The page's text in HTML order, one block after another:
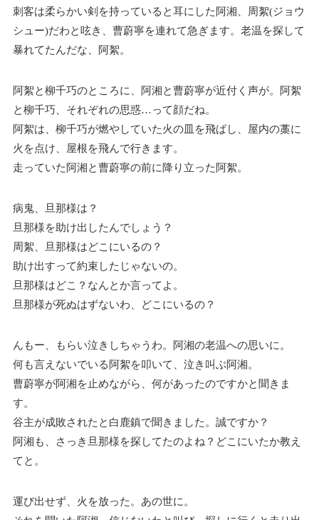
刺客は柔らかい剣を持っていると耳にした阿湘、周絮(ジョウ
シュー)だわと呟き、曹蔚寧を連れて急ぎます。老温を探して
暴れてたんだな、阿絮。
阿絮と柳千巧のところに、阿湘と曹蔚寧が近付く声が。阿絮
と柳千巧、それぞれの思惑…って顔だね。
阿絮は、柳千巧が燃やしていた火の皿を飛ばし、屋内の藁に
火を点け、屋根を飛んで行きます。
走っていた阿湘と曹蔚寧の前に降り立った阿絮。
病鬼、旦那様は？
旦那様を助け出したんでしょう？
周絮、旦那様はどこにいるの？
助け出すって約束したじゃないの。
旦那様はどこ？なんとか言ってよ。
旦那様が死ぬはずないわ、どこにいるの？
んもー、もらい泣きしちゃうわ。阿湘の老温への思いに。
何も言えないでいる阿絮を叩いて、泣き叫ぶ阿湘。
曹蔚寧が阿湘を止めながら、何があったのですかと聞きま
す。
谷主が成敗されたと白鹿鎮で聞きました。誠ですか？
阿湘も、さっき旦那様を探してたのよね？どこにいたか教え
てと。
運び出せず、火を放った。あの世に。